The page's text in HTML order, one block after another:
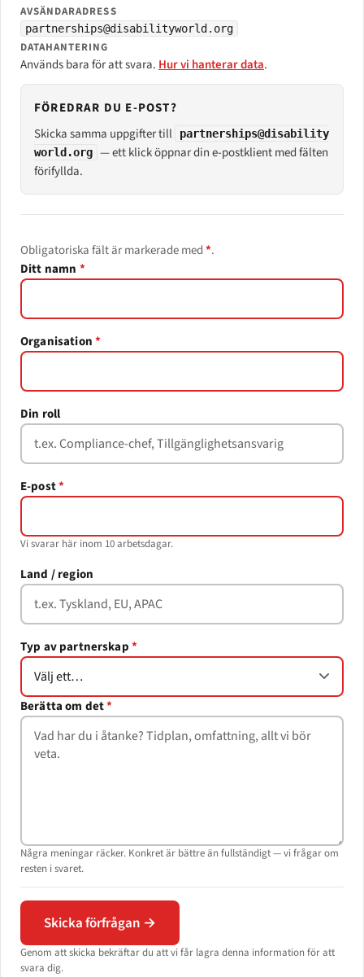
AVSÄNDARADRESS
partnerships@disabilityworld.org
DATAHANTERING
Används bara för att svara. Hur vi hanterar data.
FÖREDRAR DU E-POST?
Skicka samma uppgifter till
partnerships@disability
world.org — ett klick öppnar din e-postklient med fälten
förifyllda.
Leave this field empty
Obligatoriska fält är markerade med*.
Ditt namn *
Organisation*
Din roll
E-post*
Vi svarar här inom 10 arbetsdagar.
Land / region
Typ av partnerskap*
Berätta om det*
Några meningar räcker. Konkret är bättre än fullständigt — vi frågar om
resten i svaret.
Skicka förfrågan →
Genom att skicka bekräftar du att vi får lagra denna information för att
svara dig.